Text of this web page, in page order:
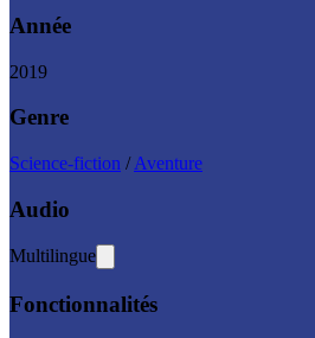
Année
2019
Genre
Science-fiction /Aventure
Audio
Multilingue
Fonctionnalités